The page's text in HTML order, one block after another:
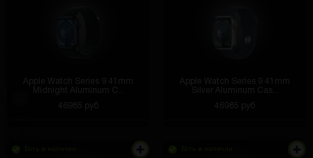
Apple Watch Series 9 41mm
Midnight Aluminum C...
46985 руб
Apple Watch Series 9 41mm
Silver Aluminum Cas...
46985 руб